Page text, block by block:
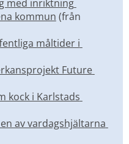
med inriktning
kommun (från
måltider i
till annan webbplats,
Future
webbplats, öppnas i nytt
kock i Karlstads
webbplats, öppnas i
av vardagshjältarna
till annan webbplats,